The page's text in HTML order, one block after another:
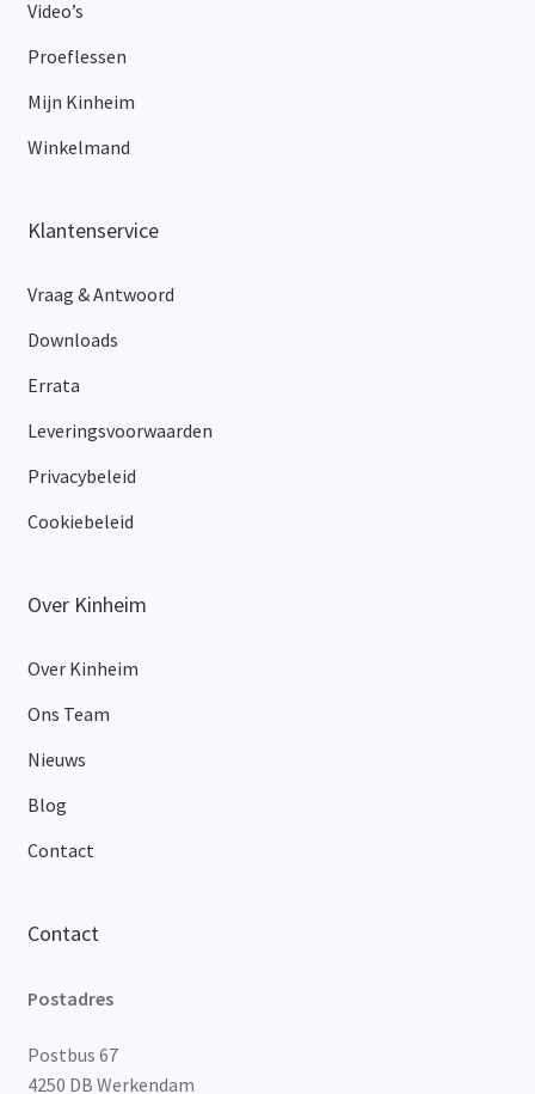
Video’s
Proeflessen
Mijn Kinheim
Winkelmand
Klantenservice
Vraag & Antwoord
Downloads
Errata
Leveringsvoorwaarden
Privacybeleid
Cookiebeleid
Over Kinheim
Over Kinheim
Ons Team
Nieuws
Blog
Contact
Contact
Postadres
Postbus 67
4250 DB Werkendam